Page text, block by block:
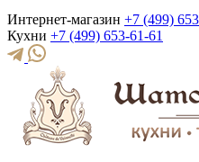
Интернет-магазин +7 (499)
Кухни +7 (499) 653-61-61